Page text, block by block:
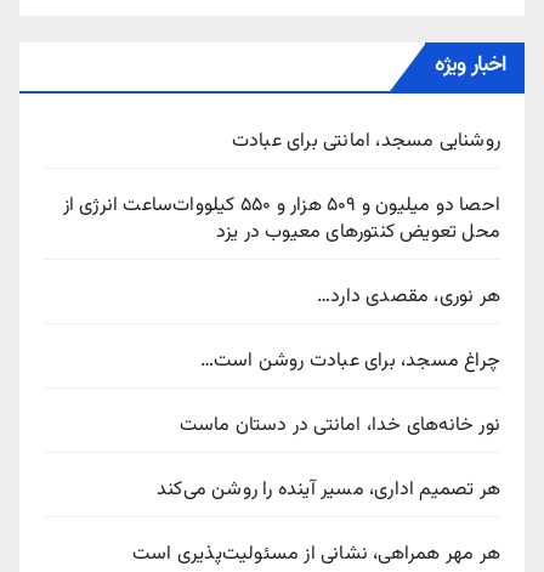
اخبار ویژه
روشنایی مسجد، امانتی برای عبادت
احصا دو میلیون و ۵۰۹ هزار و ۵۵۰ کیلووات‌ساعت انرژی از
محل تعویض کنتورهای معیوب در یزد
هر نوری، مقصدی دارد…
چراغ مسجد، برای عبادت روشن است…
نور خانه‌های خدا، امانتی در دستان ماست
هر تصمیم اداری، مسیر آینده را روشن می‌کند
هر مهر همراهی، نشانی از مسئولیت‌پذیری است